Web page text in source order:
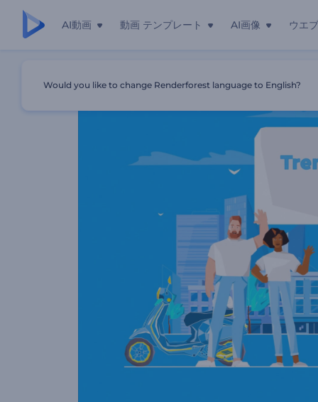
AI動画 動画 テンプレート AI画像 ウエ
Would you like to change Renderforest language to English?